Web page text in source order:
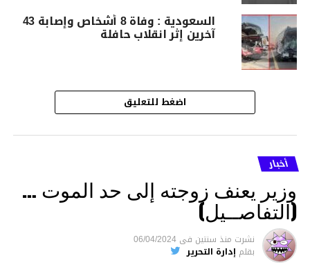
السعودية : وفاة 8 أشخاص وإصابة 43
آخرين إثر انقلاب حافلة
اضغط للتعليق
أخبار
وزير يعنف زوجته إلى حد الموت …
(التفاصــيل)
نشرت منذ سنتين فى 06/04/2024
بقلم إدارة التحرير